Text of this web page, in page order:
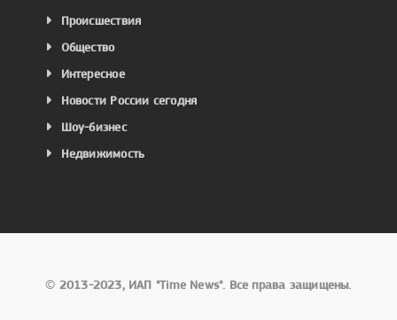
Происшествия
Общество
Интересное
Новости России сегодня
Шоу-бизнес
Недвижимость
© 2013-2023, ИАП "Time News". Все права защищены.